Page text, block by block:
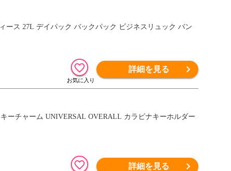
ース 27L デイパック バックパック ビジネスリュック バン
詳細を見る
ーチャーム UNIVERSAL OVERALL カラビナキーホルダー
詳細を見る